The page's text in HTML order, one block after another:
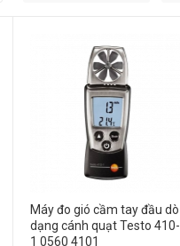
Máy đo gió cầm tay đầu dò
dạng cánh quạt Testo 410-
1 0560 4101